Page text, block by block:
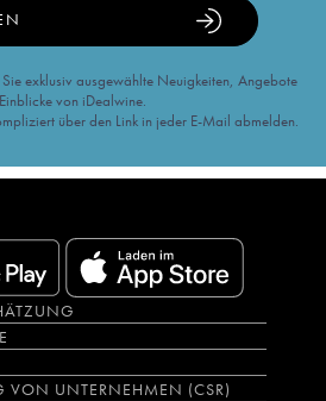
exklusiv ausgewählte Neuigkeiten, Angebote
von iDealwine.
über den Link in jeder E-Mail abmelden.
VON UNTERNEHMEN (CSR)